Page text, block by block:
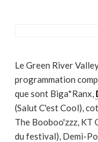
Le Green River
programmation
que sont Biga*Ranx,
(Salut C'est Cool),
The Booboo'zzz, KT
du festival), Demi-